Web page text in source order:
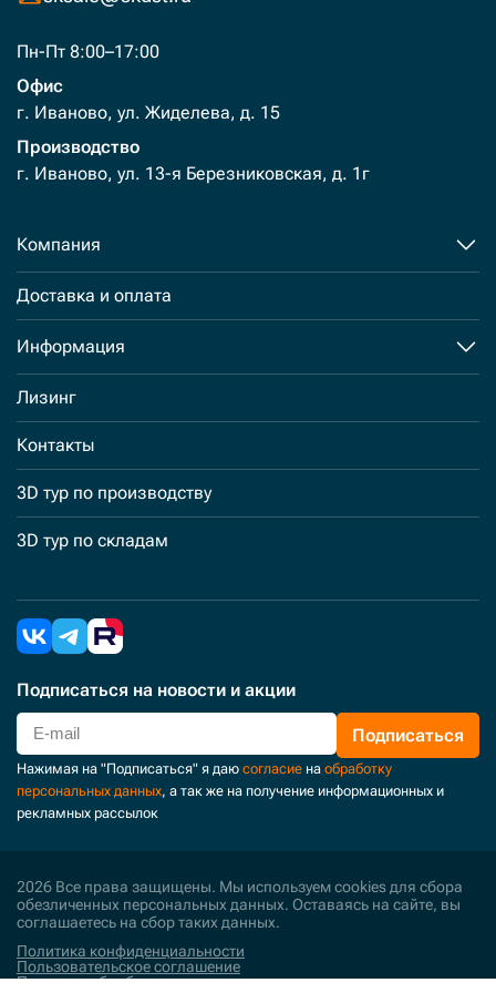
Пн-Пт 8:00–17:00
Офис
г. Иваново, ул. Жиделева, д. 15
Производство
г. Иваново, ул. 13-я Березниковская, д. 1г
Компания
Доставка и оплата
Информация
Лизинг
Контакты
3D тур по производству
3D тур по складам
Подписаться на новости и акции
Подписаться
Нажимая на "Подписаться" я даю согласие на обработку
персональных данных, а так же на получение информационных и
рекламных рассылок
2026 Все права защищены. Мы используем cookies для сбора
обезличенных персональных данных. Оставаясь на сайте, вы
соглашаетесь на сбор таких данных.
Политика конфиденциальности
Пользовательское соглашение
Политика обработки персональных данных